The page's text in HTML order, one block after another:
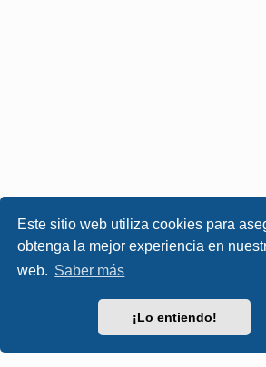
Este sitio web utiliza cookies para
obtenga la mejor experiencia en
web. Saber más
¡Lo entiendo!